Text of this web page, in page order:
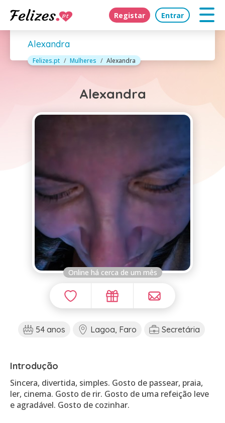
Registar Entrar
Alexandra
Felizes.pt Mulheres Alexandra
Alexandra
Online há cerca de um mês
54 anos Lagoa, Faro Secretária
Introdução
Sincera, divertida, simples. Gosto de passear, praia,
ler, cinema. Gosto de rir. Gosto de uma refeição leve
e agradável. Gosto de cozinhar.